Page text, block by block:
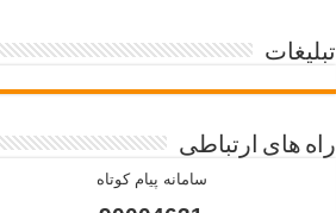
تبلیغات
راه های ارتباطی
سامانه پیام کوتاه